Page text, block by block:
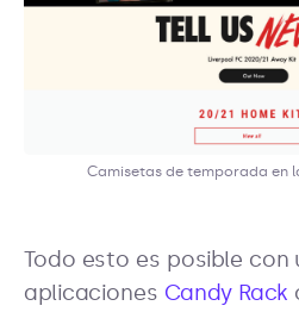
Camisetas de temporada en
Todo esto es posible con
aplicaciones Candy Rack